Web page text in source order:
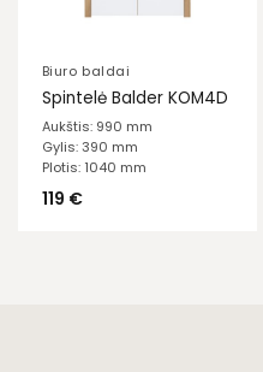
Biuro baldai
Spintelė Balder KOM4D
Aukštis: 990 mm
Gylis: 390 mm
Plotis: 1040 mm
119 €